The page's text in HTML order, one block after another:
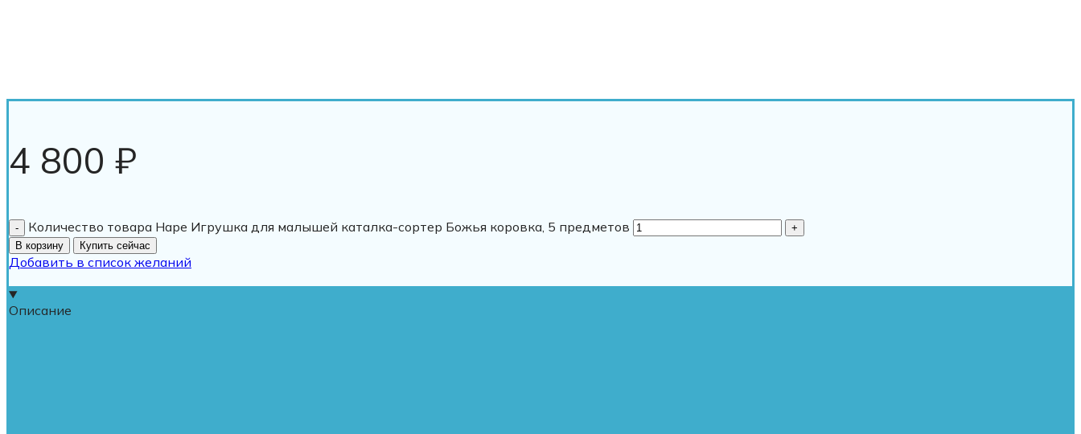
4 800 ₽
Количество товара Hape Игрушка для малышей каталка-сортер Божья коровка, 5 предметов
В корзину Купить сейчас
Добавить в список желаний
Описание